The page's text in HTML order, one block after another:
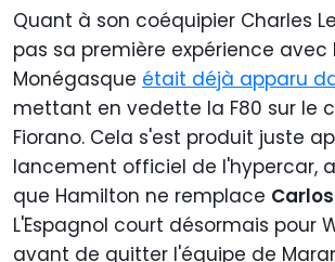
Quant à son coéquipier Charles
pas sa première expérience avec
Monégasque était déjà apparu
mettant en vedette la F80 sur le
Fiorano. Cela s'est produit juste
lancement officiel de l'hypercar,
que Hamilton ne remplace
L'Espagnol court désormais pour
avant de quitter l'équipe de